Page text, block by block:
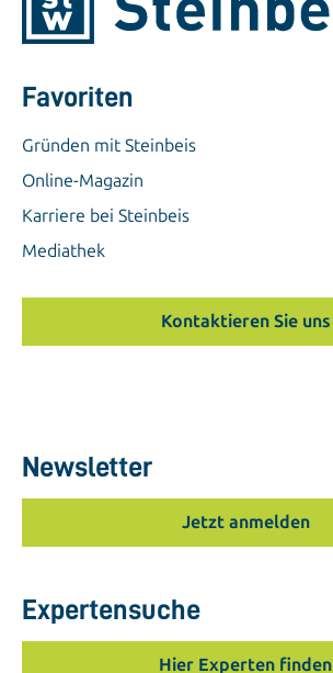
Favoriten
Gründen mit Steinbeis
Online-Magazin
Karriere bei Steinbeis
Mediathek
Kontaktieren Sie uns
Newsletter
Jetzt anmelden
Expertensuche
Hier Experten finden